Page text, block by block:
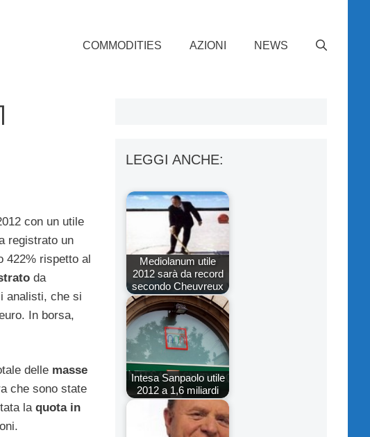
COMMODITIES AZIONI NEWS
con un utile
registrato un
422% rispetto al
da
analisti, che si
In borsa,
delle masse
che sono state
la quota in
LEGGI ANCHE:
Mediolanum utile
2012 sarà da record
secondo Cheuvreux
Intesa Sanpaolo utile
2012 a 1,6 miliardi